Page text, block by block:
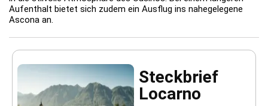
Aufenthalt bietet sich zudem ein Ausflug ins nahegelegene
Ascona an.
Steckbrief
Locarno